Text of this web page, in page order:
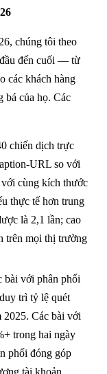
chúng tôi theo
đến cuối — từ
các khách hàng
bá của họ. Các
chiến dịch trực
URL so với
cùng kích thước
thực tế hơn trung
là 2,1 lần; cao
trên mọi thị trường
bài với phân phối
trì tỷ lệ quét
2025. Các bài với
trong hai ngày
phối đóng góp